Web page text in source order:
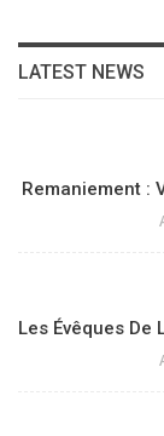
LATEST NEWS
Remaniement :
Les Évêques